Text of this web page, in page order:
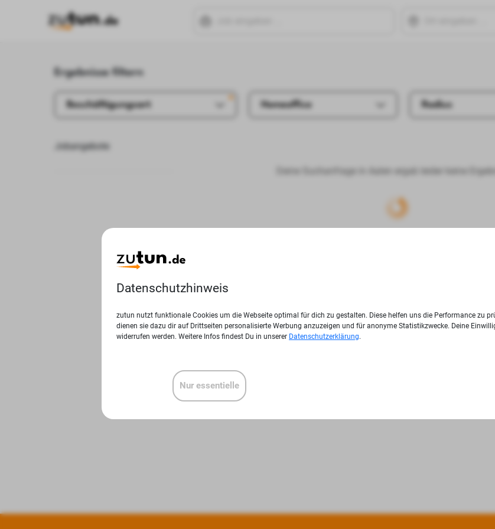
Ergebnisse filtern
Beschäftigungsart Homeoffice Radius
Jobangebote
Deine Suchanfrage in Aalen ergab leider keine
Datenschutzhinweis
zutun nutzt funktionale Cookies um die Webseite optimal für dich zu gestalten. Diese helfen uns die Performance zu
dienen sie dazu dir auf Drittseiten personalisierte Werbung anzuzeigen und für anonyme Statistikzwecke. Deine
widerrufen werden. Weitere Infos findest Du in unserer Datenschutzerklärung.
Nur essentielle